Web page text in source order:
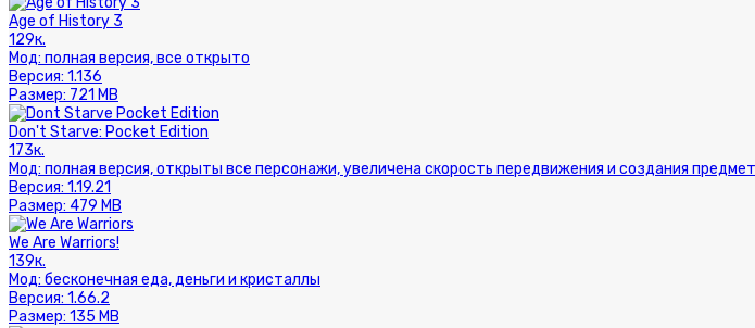
Age of History 3
129к.
Мод: полная версия, все открыто
Версия: 1.136
Размер: 721 MB
Don't Starve: Pocket Edition
173к.
Мод: полная версия, открыты все персонажи, увеличена скорость передвижения и создания
Версия: 1.19.21
Размер: 479 MB
We Are Warriors!
139к.
Мод: бесконечная еда, деньги и кристаллы
Версия: 1.66.2
Размер: 135 MB